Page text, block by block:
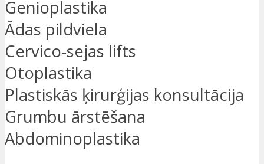
Genioplastika
Ādas pildviela
Cervico-sejas lifts
Otoplastika
Plastiskās ķirurģijas konsultācija
Grumbu ārstēšana
Abdominoplastika